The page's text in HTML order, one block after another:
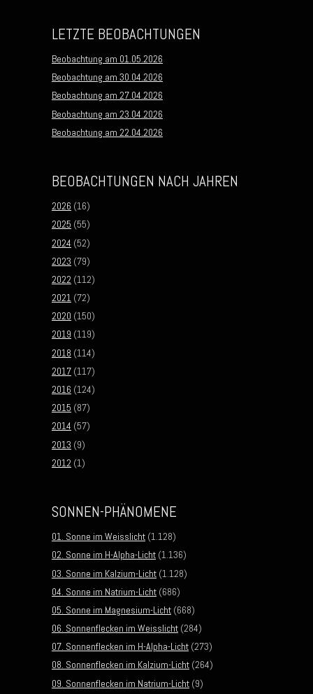
LETZTE BEOBACHTUNGEN
Beobachtung am 01.05.2026
Beobachtung am 30.04.2026
Beobachtung am 27.04.2026
Beobachtung am 23.04.2026
Beobachtung am 22.04.2026
BEOBACHTUNGEN NACH JAHREN
2026 (16)
2025 (55)
2024 (52)
2023 (79)
2022 (112)
2021 (72)
2020 (150)
2019 (119)
2018 (114)
2017 (117)
2016 (124)
2015 (87)
2014 (57)
2013 (9)
2012 (1)
SONNEN-PHÄNOMENE
01. Sonne im Weisslicht (1.128)
02. Sonne im H-Alpha-Licht (1.136)
03. Sonne im Kalzium-Licht (1.128)
04. Sonne im Natrium-Licht (686)
05. Sonne im Magnesium-Licht (668)
06. Sonnenflecken im Weisslicht (284)
07. Sonnenflecken im H-Alpha-Licht (273)
08. Sonnenflecken im Kalzium-Licht (264)
09. Sonnenflecken im Natrium-Licht (9)